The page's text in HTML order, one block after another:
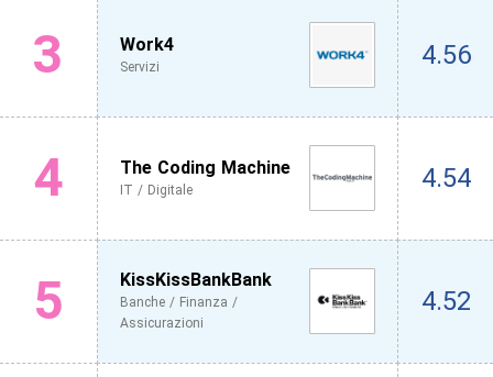
3 Work4
Servizi 4.56
4 The Coding Machine
IT / Digitale 4.54
5 KissKissBankBank
Banche / Finanza /
Assicurazioni
4.52